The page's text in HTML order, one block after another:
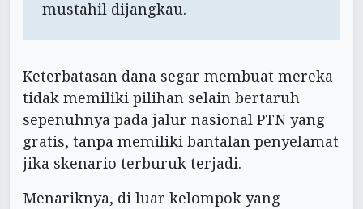
mustahil dijangkau.
Keterbatasan dana segar membuat mereka
tidak memiliki pilihan selain bertaruh
sepenuhnya pada jalur nasional PTN yang
gratis, tanpa memiliki bantalan penyelamat
jika skenario terburuk terjadi.
Menariknya, di luar kelompok yang